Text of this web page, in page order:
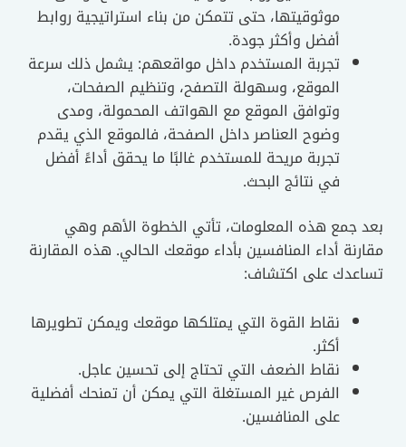
موثوقيتها، حتى تتمكن من بناء استراتيجية روابط
أفضل وأكثر جودة.
تجربة المستخدم داخل مواقعهم: يشمل ذلك سرعة
الموقع، وسهولة التصفح، وتنظيم الصفحات،
وتوافق الموقع مع الهواتف المحمولة، ومدى
وضوح العناصر داخل الصفحة، فالموقع الذي يقدم
تجربة مريحة للمستخدم غالبًا ما يحقق أداءً أفضل
في نتائج البحث.
بعد جمع هذه المعلومات، تأتي الخطوة الأهم وهي
مقارنة أداء المنافسين بأداء موقعك الحالي. هذه المقارنة
تساعدك على اكتشاف:
نقاط القوة التي يمتلكها موقعك ويمكن تطويرها
أكثر.
نقاط الضعف التي تحتاج إلى تحسين عاجل.
الفرص غير المستغلة التي يمكن أن تمنحك أفضلية
على المنافسين.